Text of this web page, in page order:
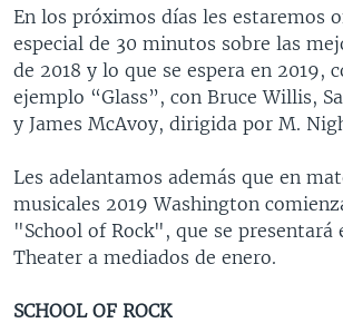
En los próximos días les estaremos
especial de 30 minutos sobre las
de 2018 y lo que se espera en 2019,
ejemplo “Glass”, con Bruce Willis,
y James McAvoy, dirigida por M.
Les adelantamos además que en
musicales 2019 Washington
"School of Rock", que se presentará
Theater a mediados de enero.
SCHOOL OF ROCK